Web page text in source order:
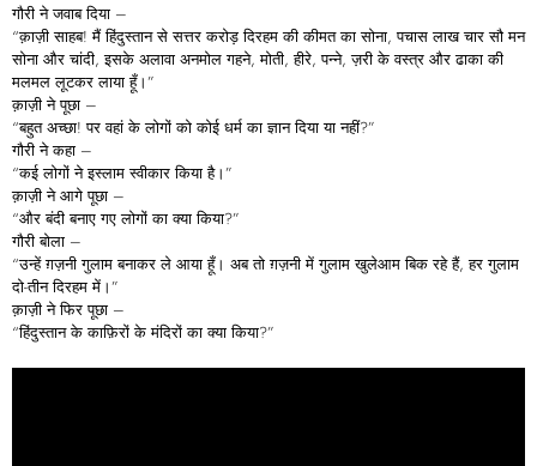
गौरी ने जवाब दिया –
“क़ाज़ी साहब! मैं हिंदुस्तान से सत्तर करोड़ दिरहम की कीमत का सोना, पचास लाख चार सौ मन
सोना और चांदी, इसके अलावा अनमोल गहने, मोती, हीरे, पन्ने, ज़री के वस्त्र और ढाका की
मलमल लूटकर लाया हूँ।”
क़ाज़ी ने पूछा –
“बहुत अच्छा! पर वहां के लोगों को कोई धर्म का ज्ञान दिया या नहीं?”
गौरी ने कहा –
“कई लोगों ने इस्लाम स्वीकार किया है।”
क़ाज़ी ने आगे पूछा –
“और बंदी बनाए गए लोगों का क्या किया?”
गौरी बोला –
“उन्हें ग़ज़नी गुलाम बनाकर ले आया हूँ। अब तो ग़ज़नी में गुलाम खुलेआम बिक रहे हैं, हर गुलाम
दो-तीन दिरहम में।”
क़ाज़ी ने फिर पूछा –
“हिंदुस्तान के काफ़िरों के मंदिरों का क्या किया?”